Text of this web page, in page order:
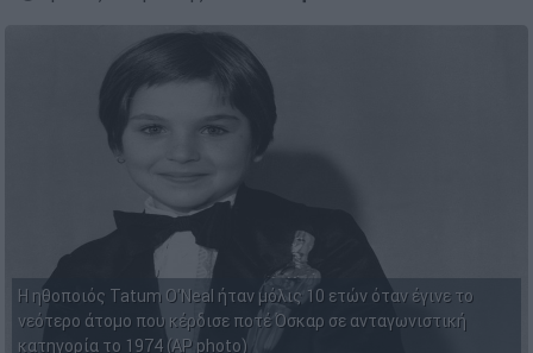
Η ηθοποιός Tatum O'Neal ήταν μόλις 10 ετών όταν έγινε το
νεότερο άτομο που κέρδισε ποτέ Όσκαρ σε ανταγωνιστική
κατηγορία το 1974 (AP photo)